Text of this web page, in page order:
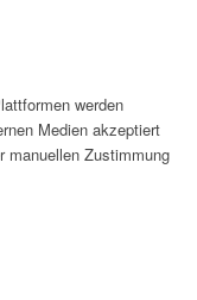
werden
Medien akzeptiert
manuellen Zustimmung